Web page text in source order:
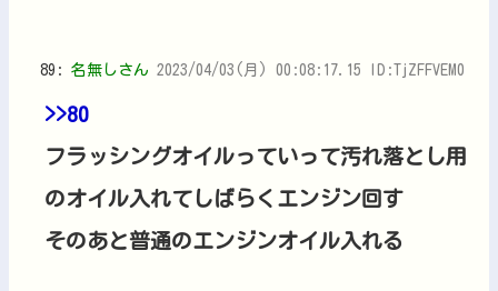
89: 名無しさん 2023/04/03(月) 00:08:17.15 ID:TjZFFVEM0
>>80
フラッシングオイルっていって汚れ落とし用
のオイル入れてしばらくエンジン回す
そのあと普通のエンジンオイル入れる